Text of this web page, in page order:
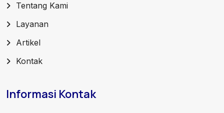
Tentang Kami
Layanan
Artikel
Kontak
Informasi Kontak